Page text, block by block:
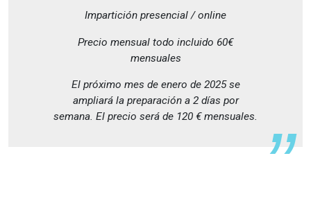
Impartición presencial / online
Precio mensual todo incluido 60€
mensuales
El próximo mes de enero de 2025 se
ampliará la preparación a 2 días por
semana. El precio será de 120 € mensuales.